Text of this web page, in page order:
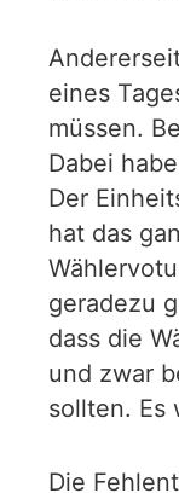
eines
müssen.
Dabei
Der
hat das
geradezu
dass die
und zwar
sollten. Es
Die